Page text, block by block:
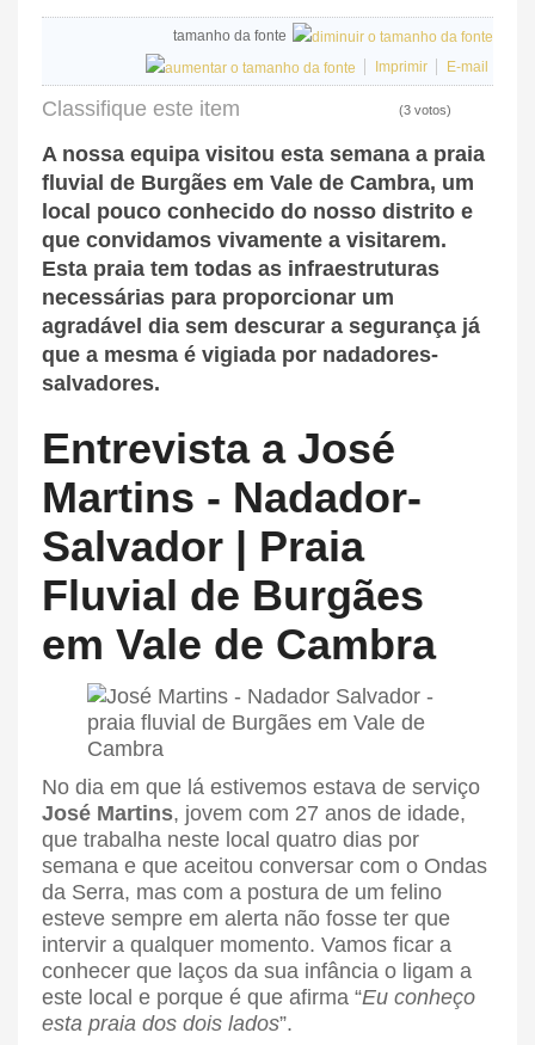
tamanho da fonte
Imprimir
E-mail
Classifique este item (3 votos)
A nossa equipa visitou esta semana a praia
fluvial de Burgães em Vale de Cambra, um
local pouco conhecido do nosso distrito e
que convidamos vivamente a visitarem.
Esta praia tem todas as infraestruturas
necessárias para proporcionar um
agradável dia sem descurar a segurança já
que a mesma é vigiada por nadadores-
salvadores.
Entrevista a José
Martins - Nadador-
Salvador | Praia
Fluvial de Burgães
em Vale de Cambra
No dia em que lá estivemos estava de serviço
José Martins, jovem com 27 anos de idade,
que trabalha neste local quatro dias por
semana e que aceitou conversar com o Ondas
da Serra, mas com a postura de um felino
esteve sempre em alerta não fosse ter que
intervir a qualquer momento. Vamos ficar a
conhecer que laços da sua infância o ligam a
este local e porque é que afirma “Eu conheço
esta praia dos dois lados”.